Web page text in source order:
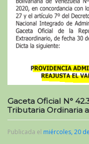
Gaceta Oficial N°
Tributaria Ordinaria
Publicada el miércoles, 20